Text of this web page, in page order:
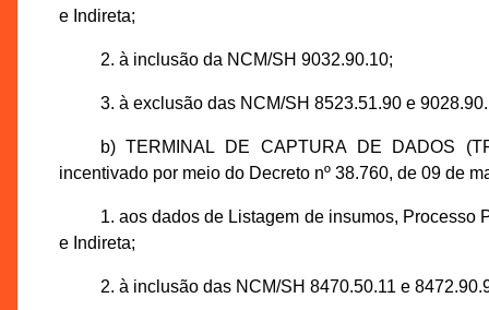
e Indireta;
2. à inclusão da NCM/SH 9032.90.10;
3. à exclusão das NCM/SH 8523.51.90 e
b) TERMINAL DE CAPTURA DE DADOS
incentivado por meio do Decreto nº 38.760, de 09 de
1. aos dados de Listagem de insumos, Processo
e Indireta;
2. à inclusão das NCM/SH 8470.50.11 e